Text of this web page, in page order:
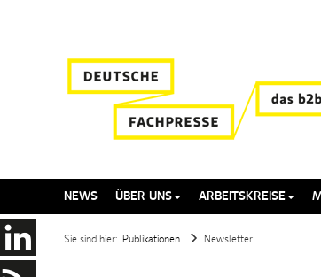
NEWS ÜBER UNS ARBEITSKREISE
Sie sind hier: Publikationen Newsletter